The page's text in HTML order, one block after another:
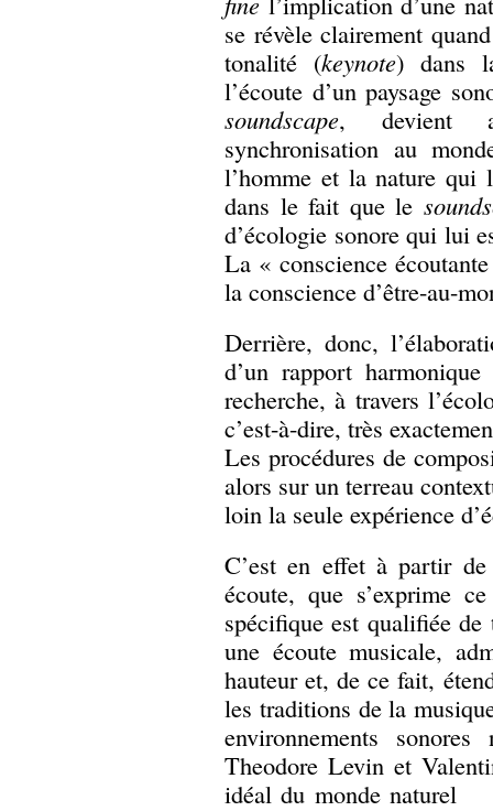
se révèle clairement
tonalité (keynote) dans
l’écoute d’un paysage
soundscape, devient
synchronisation au
l’homme et la nature qui
dans le fait que le
d’écologie sonore qui lui
La « conscience
la conscience d’être-au-
Derrière, donc,
d’un rapport
recherche, à travers
c’est-à-dire, très
Les procédures de
alors sur un terreau
loin la seule expérience
C’est en effet à partir
écoute, que s’exprime
spécifique est qualifiée
une écoute musicale,
hauteur et, de ce fait,
les traditions de la
environnements
Theodore Levin et
idéal du monde naturel